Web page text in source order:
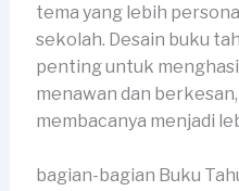
tema yang lebih
sekolah. Desain buku
penting untuk
menawan dan
membacanya menjadi
bagian-bagian Buku